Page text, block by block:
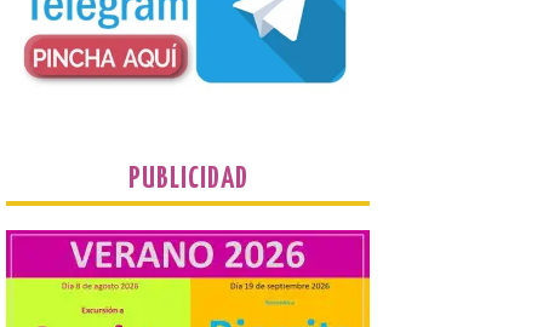
Al hilo del estreno de La
Odisea de Christopher
Nolan. La pieza de vídeo
reúne una selección de
Patrimonio Nacional
cancela la temporada de
fuentes de La Granja ante
la escasez de agua
PUBLICIDAD